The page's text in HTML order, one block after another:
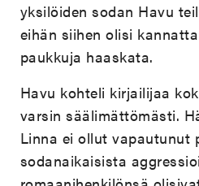
yksilöiden sodan Havu
eihän siihen olisi
paukkuja haaskata.
Havu kohteli kirjailijaa
varsin säälimättömästi.
Linna ei ollut vapautunut
sodanaikaisista